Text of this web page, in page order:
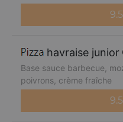
havraise junior
Base sauce barbecue,
poivrons, crème fraîche